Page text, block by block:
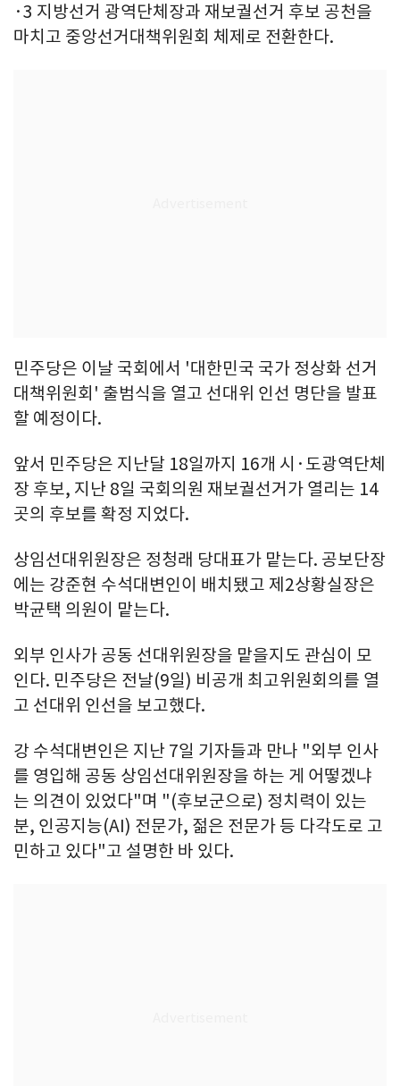
·3 지방선거 광역단체장과 재보궐선거 후보 공천을
마치고 중앙선거대책위원회 체제로 전환한다.
민주당은 이날 국회에서 '대한민국 국가 정상화 선거
대책위원회' 출범식을 열고 선대위 인선 명단을 발표
할 예정이다.
앞서 민주당은 지난달 18일까지 16개 시·도광역단체
장 후보, 지난 8일 국회의원 재보궐선거가 열리는 14
곳의 후보를 확정 지었다.
상임선대위원장은 정청래 당대표가 맡는다. 공보단장
에는 강준현 수석대변인이 배치됐고 제2상황실장은
박균택 의원이 맡는다.
외부 인사가 공동 선대위원장을 맡을지도 관심이 모
인다. 민주당은 전날(9일) 비공개 최고위원회의를 열
고 선대위 인선을 보고했다.
강 수석대변인은 지난 7일 기자들과 만나 "외부 인사
를 영입해 공동 상임선대위원장을 하는 게 어떻겠냐
는 의견이 있었다"며 "(후보군으로) 정치력이 있는
분, 인공지능(AI) 전문가, 젊은 전문가 등 다각도로 고
민하고 있다"고 설명한 바 있다.